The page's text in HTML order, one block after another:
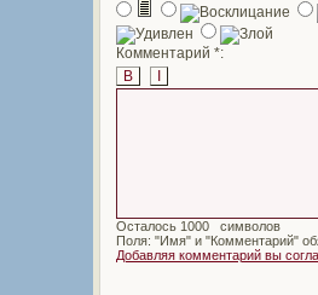
Комментарий *:
B
I
Осталось
символов
Поля: "Имя" и "Комментарий"
Добавляя комментарий вы